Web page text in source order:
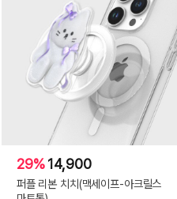
29%14,900
퍼플 리본 치치(맥세이프-아크릴스